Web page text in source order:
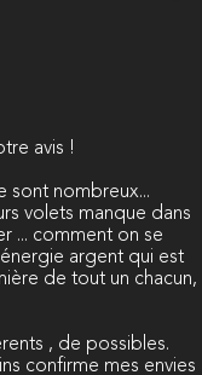
avis !
sont nombreux...
volets manque dans
... comment on se
argent qui est
de tout un chacun,
, de possibles.
confirme mes envies